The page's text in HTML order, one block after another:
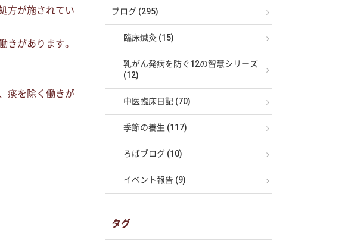
方が施されてい
があります。
痰を除く働きが
ブログ (295)
臨床鍼灸 (15)
乳がん発病を防ぐ12の智慧シリーズ
(12)
中医臨床日記 (70)
季節の養生 (117)
ろばブログ (10)
イベント報告 (9)
タグ